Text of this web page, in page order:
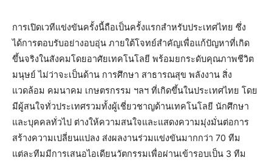
การเปิดเวทีแข่งขันครั้งนี้ถือเป็นครั้งแรกสำหรับประเทศไทย ซึ่ง
ได้การตอบรับอย่างอบอุ่น ภายใต้โจทย์สำคัญเพื่อแก้ปัญหาที่เกิด
ขึ้นจริงในสังคมโดยอาศัยเทคโนโลยี พร้อมยกระดับคุณภาพชีวิต
มนุษย์ ไม่ว่าจะเป็นด้าน การศึกษา สาธารณสุข พลังงาน สิ่ง
แวดล้อม คมนาคม เกษตรกรรม ฯลฯ ที่เกิดขึ้นในประเทศไทย โดย
มีผู้สนใจทั่วประเทศรวมทั้งผู้เชี่ยวชาญด้านเทคโนโลยี นักศึกษา
และบุคคลทั่วไป ต่างให้ความสนใจและแสดงความมุ่งมั่นต่อการ
สร้างความเปลี่ยนแปลง ส่งผลงานร่วมแข่งขันมากกว่า 70 ทีม
แต่ละทีมมีการเสนอไอเดียนวัตกรรมเพื่อผ่านเข้ารอบเป็น 3 ทีม